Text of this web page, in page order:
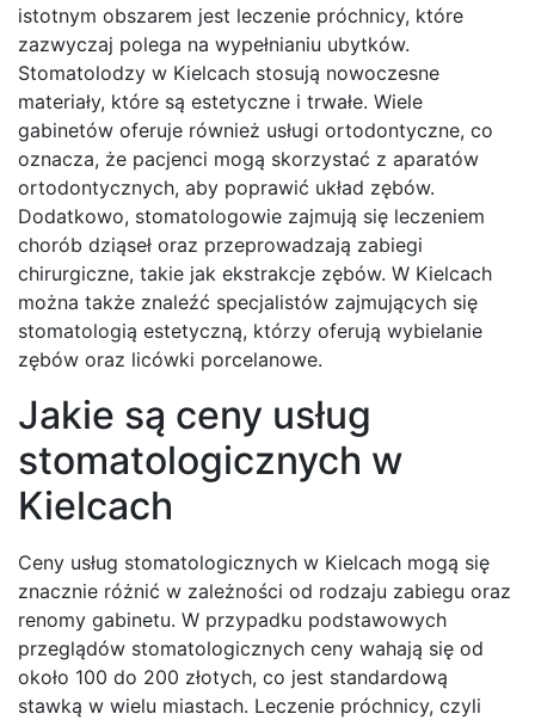
istotnym obszarem jest leczenie próchnicy, które
zazwyczaj polega na wypełnianiu ubytków.
Stomatolodzy w Kielcach stosują nowoczesne
materiały, które są estetyczne i trwałe. Wiele
gabinetów oferuje również usługi ortodontyczne, co
oznacza, że pacjenci mogą skorzystać z aparatów
ortodontycznych, aby poprawić układ zębów.
Dodatkowo, stomatologowie zajmują się leczeniem
chorób dziąseł oraz przeprowadzają zabiegi
chirurgiczne, takie jak ekstrakcje zębów. W Kielcach
można także znaleźć specjalistów zajmujących się
stomatologią estetyczną, którzy oferują wybielanie
zębów oraz licówki porcelanowe.
Jakie są ceny usług
stomatologicznych w
Kielcach
Ceny usług stomatologicznych w Kielcach mogą się
znacznie różnić w zależności od rodzaju zabiegu oraz
renomy gabinetu. W przypadku podstawowych
przeglądów stomatologicznych ceny wahają się od
około 100 do 200 złotych, co jest standardową
stawką w wielu miastach. Leczenie próchnicy, czyli